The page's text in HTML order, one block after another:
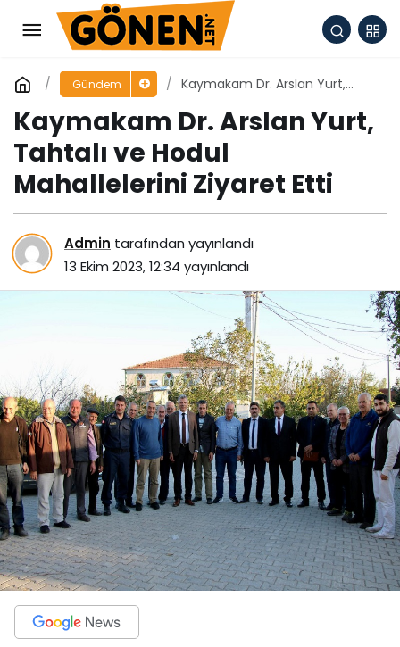
Gündem
Kaymakam Dr. Arslan Yurt,
Ziyaret Etti
Kaymakam Dr. Arslan Yurt,
Tahtalı ve Hodul
Mahallelerini Ziyaret Etti
Admin tarafından yayınlandı
13 Ekim 2023, 12:34 yayınlandı